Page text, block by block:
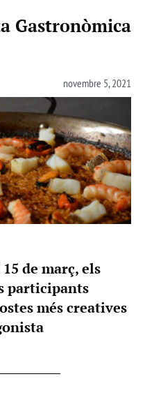
Gastronòmica
novembre 5, 2021
de març, els
participants
més creatives